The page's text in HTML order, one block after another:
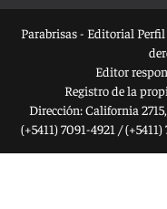
Parabrisas - Editorial Perfil
Editor
Registro de la
Dirección:California 2715,
(+5411) 7091-4921 /